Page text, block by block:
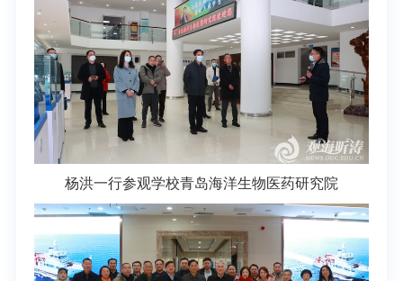
杨洪一行参观学校青岛海洋生物医药研究院